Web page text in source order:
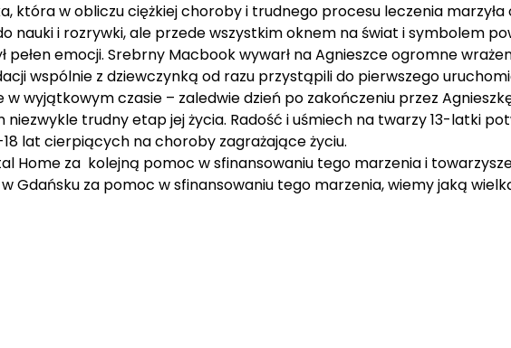
która w obliczu ciężkiej choroby i trudnego procesu leczenia
nauki i rozrywki, ale przede wszystkim oknem na świat i symbolem
emocji. Srebrny Macbook wywarł na Agnieszce ogromne
wspólnie z dziewczynką od razu przystąpili do pierwszego
w wyjątkowym czasie – zaledwie dzień po zakończeniu przez
trudny etap jej życia. Radość i uśmiech na twarzy 13-latki
lat cierpiących na choroby zagrażające życiu.
Home za kolejną pomoc w sfinansowaniu tego marzenia i
Gdańsku za pomoc w sfinansowaniu tego marzenia, wiemy jaką